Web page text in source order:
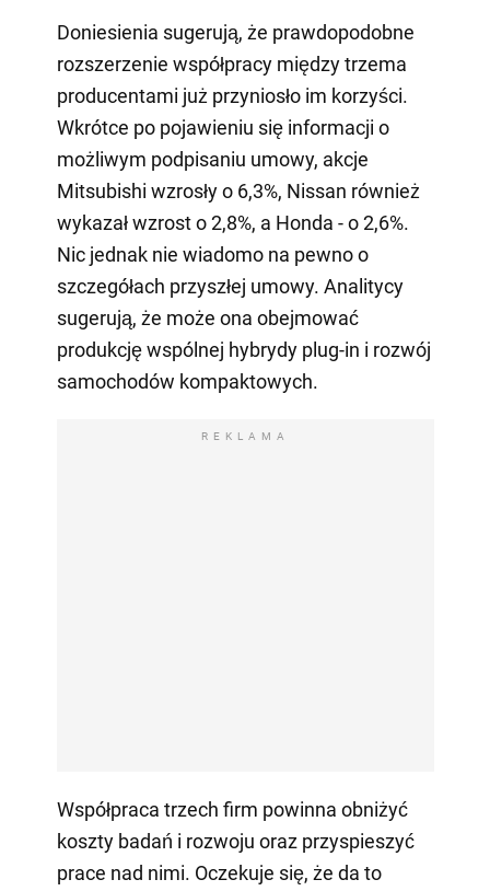
Doniesienia sugerują, że prawdopodobne
rozszerzenie współpracy między trzema
producentami już przyniosło im korzyści.
Wkrótce po pojawieniu się informacji o
możliwym podpisaniu umowy, akcje
Mitsubishi wzrosły o 6,3%, Nissan również
wykazał wzrost o 2,8%, a Honda - o 2,6%.
Nic jednak nie wiadomo na pewno o
szczegółach przyszłej umowy. Analitycy
sugerują, że może ona obejmować
produkcję wspólnej hybrydy plug-in i rozwój
samochodów kompaktowych.
REKLAMA
Współpraca trzech firm powinna obniżyć
koszty badań i rozwoju oraz przyspieszyć
prace nad nimi. Oczekuje się, że da to